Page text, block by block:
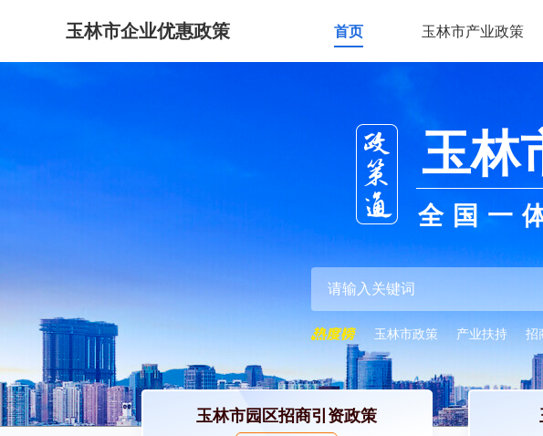
玉林市企业优惠政策 首页 玉林市产业政策
玉林
全国一
玉林市政策 产业扶持 招
玉林市园区招商引资政策